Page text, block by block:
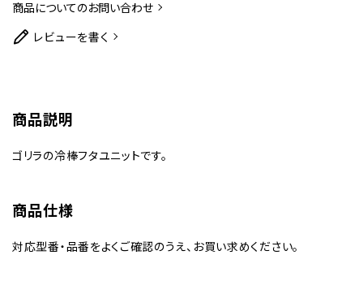
商品についてのお問い合わせ
レビューを書く
商品説明
ゴリラの冷棒フタユニットです。
商品仕様
対応型番・品番をよくご確認のうえ、お買い求めください。